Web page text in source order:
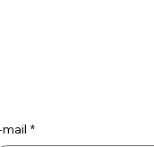
mail *